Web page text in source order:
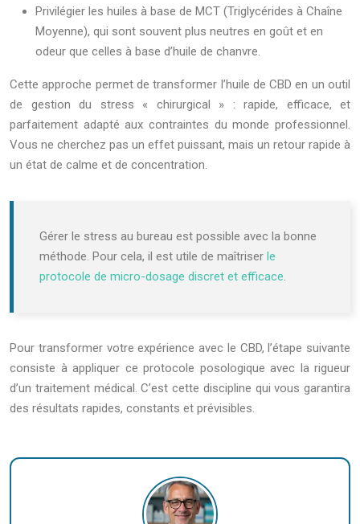
Privilégier les huiles à base de MCT (Triglycérides à Chaîne
Moyenne), qui sont souvent plus neutres en goût et en
odeur que celles à base d’huile de chanvre.
Cette approche permet de transformer l’huile de CBD en un outil
de gestion du stress « chirurgical » : rapide, efficace, et
parfaitement adapté aux contraintes du monde professionnel.
Vous ne cherchez pas un effet puissant, mais un retour rapide à
un état de calme et de concentration.
Gérer le stress au bureau est possible avec la bonne
méthode. Pour cela, il est utile de maîtriser le
protocole de micro-dosage discret et efficace.
Pour transformer votre expérience avec le CBD, l’étape suivante
consiste à appliquer ce protocole posologique avec la rigueur
d’un traitement médical. C’est cette discipline qui vous garantira
des résultats rapides, constants et prévisibles.